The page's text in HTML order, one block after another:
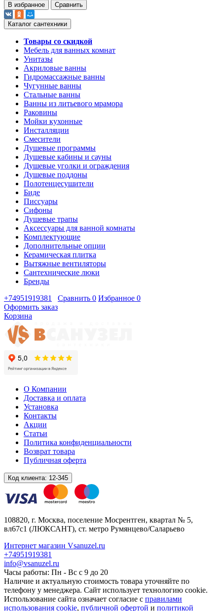
В избранное Сравнить
Каталог сантехники
Товары со скидкой
Мебель для ванных комнат
Унитазы
Акриловые ванны
Гидромассажные ванны
Чугунные ванны
Стальные ванны
Ванны из литьевого мрамора
Раковины
Мойки кухонные
Инсталляции
Смесители
Душевые программы
Душевые кабины и сауны
Душевые уголки и ограждения
Душевые поддоны
Полотенцесушители
Биде
Писсуары
Сифоны
Душевые трапы
Аксессуары для ванной комнаты
Комплектующие
Дополнительные опции
Керамическая плитка
Вытяжные вентиляторы
Сантехнические люки
Бренды
+74951919381
Сравнить 0 Избранное 0
Оформить заказ
Корзина
О Компании
Доставка и оплата
Установка
Контакты
Акции
Статьи
Политика конфиденциальности
Возврат товара
Публичная оферта
Код клиента: 12-345
108820, г. Москва, поселение Мосрентген, квартал № 5,
вл67с1 (ЛЮКСАНТ), ст. метро Румянцево/Саларьево
Интернет магазин Vsanuzel.ru
+74951919381
info@vsanuzel.ru
Часы работы: Пн - Вс с 9 до 20
Наличие и актуальную стоимость товара уточняйте по
телефону у менеджера. Сайт использует технологию cookie.
Использование сайта означает согласие с правилами
использования cookie, публичной офертой и политикой